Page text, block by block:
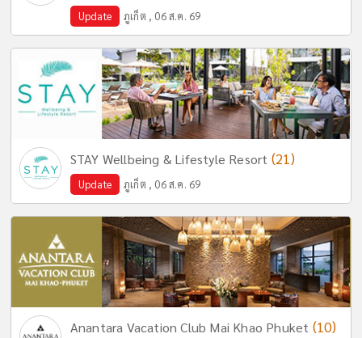
Update ภูเก็ต , 06 ส.ค. 69
STAY Wellbeing & Lifestyle Resort (21)
Update ภูเก็ต , 06 ส.ค. 69
Anantara Vacation Club Mai Khao Phuket (10)